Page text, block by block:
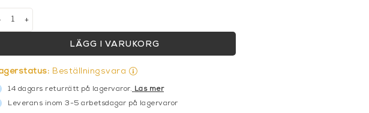
+
LÄGG I VARUKORG
Beställningsvara
14 dagars returrätt på lagervaror. Läs mer
Leverans inom 3-5 arbetsdagar på lagervaror